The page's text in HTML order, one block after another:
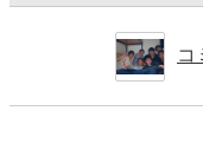
コ